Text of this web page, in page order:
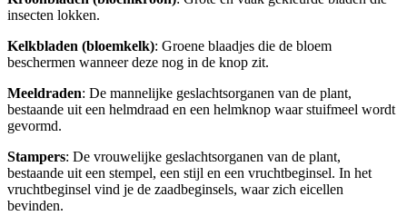
insecten lokken.
Kelkbladen (bloemkelk): Groene blaadjes die de bloem
beschermen wanneer deze nog in de knop zit.
Meeldraden: De mannelijke geslachtsorganen van de plant,
bestaande uit een helmdraad en een helmknop waar stuifmeel wordt
gevormd.
Stampers: De vrouwelijke geslachtsorganen van de plant,
bestaande uit een stempel, een stijl en een vruchtbeginsel. In het
vruchtbeginsel vind je de zaadbeginsels, waar zich eicellen
bevinden.